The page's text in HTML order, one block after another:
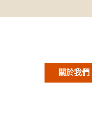
關於我們